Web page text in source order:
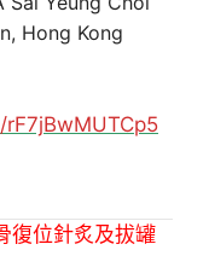
Hong Kong
復位針炙及拔罐